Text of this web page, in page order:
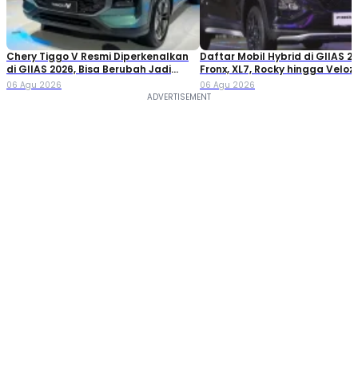
Chery Tiggo V Resmi Diperkenalkan
di GIIAS 2026, Bisa Berubah Jadi
Double Cabin
06 Agu 2026
Daftar Mobil Hybrid di GIIAS
Fronx, XL7, Rocky hingga Veloz!
06 Agu 2026